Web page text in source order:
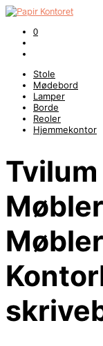
0
Stole
Mødebord
Lamper
Borde
Reoler
Hjemmekontor
Tvilum